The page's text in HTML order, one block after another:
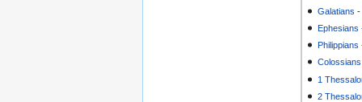
Galatians
Ephesians
Philippians
Colossians
1
2